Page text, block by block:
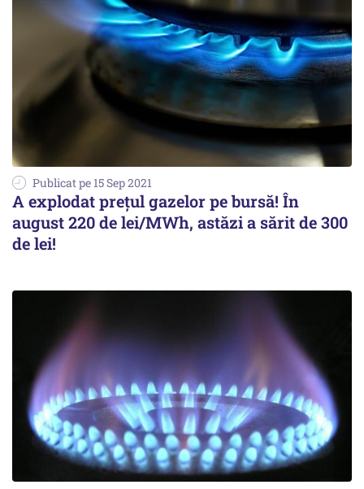
Publicat pe 15 Sep 2021
A explodat prețul gazelor pe bursă! În
august 220 de lei/MWh, astăzi a sărit de 300
de lei!